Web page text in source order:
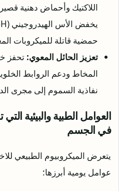
حمضية قاتلة للميكروبات
تعزيز الحائل المعوي:تحفز
المخاط ودعم الروابط
نفاذية السموم إلى مجرى
العوامل الطبية والبيئية التي
في الجسم
يتعرض الميكروبيوم الطبيعي
عوامل يومية أبرزها: